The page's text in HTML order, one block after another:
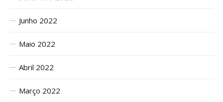
Junho 2022
Maio 2022
Abril 2022
Março 2022